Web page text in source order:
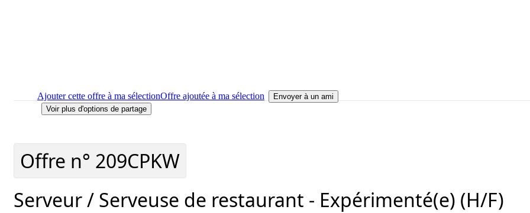
Ajouter cette offre à ma sélectionOffre ajoutée à ma sélection
Envoyer à un ami
Voir plus d'options de partage
Offre n° 209CPKW
Serveur / Serveuse de restaurant - Expérimenté(e) (H/F)